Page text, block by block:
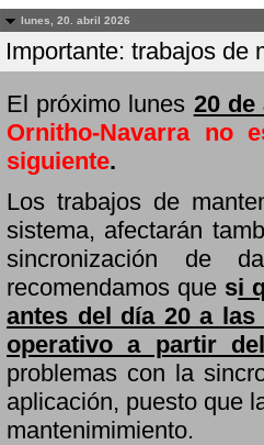
lunes, 20. abril 2026
Importante: trabajos de
El próximo lunes 20
Ornitho-Navarra no
siguiente.
Los trabajos de
sistema, afectarán
sincronización de
recomendamos que si
antes del día 20 a
operativo a partir
problemas con la
aplicación, puesto que
mantenimimiento.